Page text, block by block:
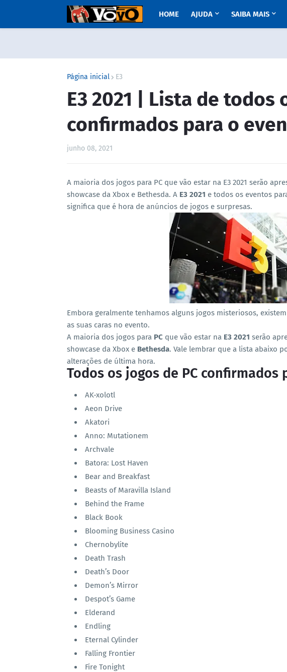
HOME AJUDA SAIBA MAIS
Página inicial E3
E3 2021 | Lista de todos
confirmados para o
junho 08, 2021
A maioria dos jogos para PC que vão estar na E3 2021 serão
showcase da Xbox e Bethesda. A E3 2021 e todos os eventos
significa que é hora de anúncios de jogos e surpresas.
Embora geralmente tenhamos alguns jogos misteriosos,
as suas caras no evento.
A maioria dos jogos para PC que vão estar na E3 2021 serão
showcase da Xbox e Bethesda. Vale lembrar que a lista abaixo
alterações de última hora.
Todos os jogos de PC confirmados
AK-xolotl
Aeon Drive
Akatori
Anno: Mutationem
Archvale
Batora: Lost Haven
Bear and Breakfast
Beasts of Maravilla Island
Behind the Frame
Black Book
Blooming Business Casino
Chernobylite
Death Trash
Death’s Door
Demon’s Mirror
Despot’s Game
Elderand
Endling
Eternal Cylinder
Falling Frontier
Fire Tonight